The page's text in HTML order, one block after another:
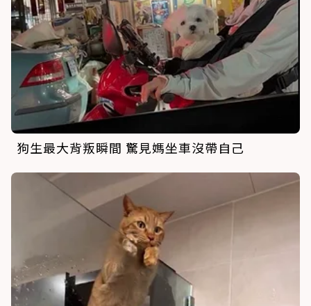
狗生最大背叛瞬間 驚見媽坐車沒帶自己